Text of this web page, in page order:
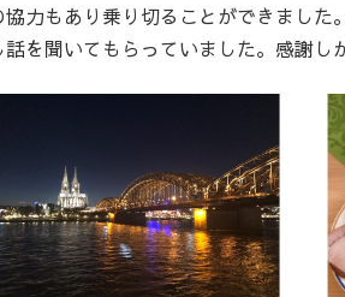
力もあり乗り切ることができました
を聞いてもらっていました。感謝し